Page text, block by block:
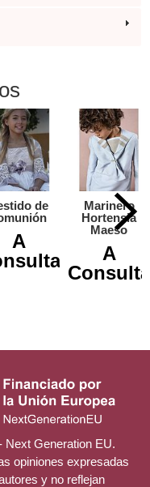
de
A
Marinero
Hortensia
Maeso
A
Next Generation EU.
opiniones expresadas
y no reflejan